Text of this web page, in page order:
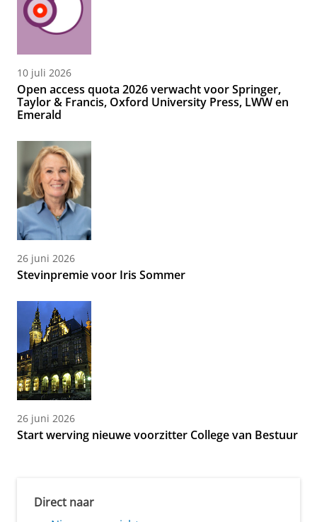
10 juli 2026
Open access quota 2026 verwacht voor Springer,
Taylor & Francis, Oxford University Press, LWW en
Emerald
26 juni 2026
Stevinpremie voor Iris Sommer
26 juni 2026
Start werving nieuwe voorzitter College van Bestuur
Direct naar